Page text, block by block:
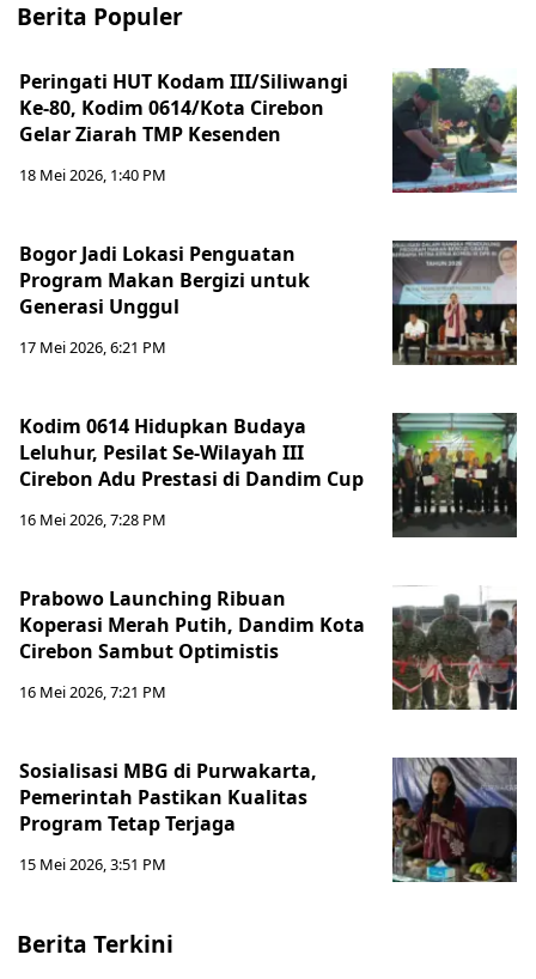
Berita Populer
Peringati HUT Kodam III/Siliwangi
Ke-80, Kodim 0614/Kota Cirebon
Gelar Ziarah TMP Kesenden
18 Mei 2026, 1:40 PM
Bogor Jadi Lokasi Penguatan
Program Makan Bergizi untuk
Generasi Unggul
17 Mei 2026, 6:21 PM
Kodim 0614 Hidupkan Budaya
Leluhur, Pesilat Se-Wilayah III
Cirebon Adu Prestasi di Dandim Cup
16 Mei 2026, 7:28 PM
Prabowo Launching Ribuan
Koperasi Merah Putih, Dandim Kota
Cirebon Sambut Optimistis
16 Mei 2026, 7:21 PM
Sosialisasi MBG di Purwakarta,
Pemerintah Pastikan Kualitas
Program Tetap Terjaga
15 Mei 2026, 3:51 PM
Berita Terkini